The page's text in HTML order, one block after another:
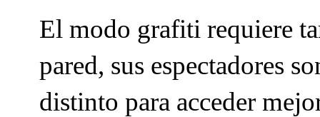
El modo grafiti requiere
pared, sus espectadores
distinto para acceder